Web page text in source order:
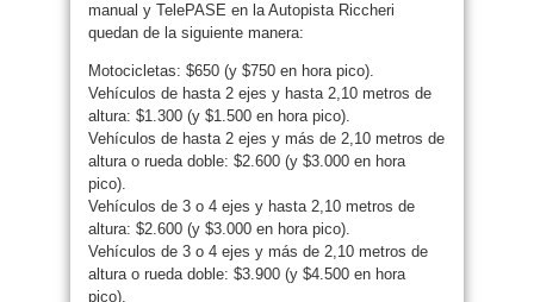
manual y TelePASE en la Autopista Riccheri
quedan de la siguiente manera:
Motocicletas: $650 (y $750 en hora pico).
Vehículos de hasta 2 ejes y hasta 2,10 metros de
altura: $1.300 (y $1.500 en hora pico).
Vehículos de hasta 2 ejes y más de 2,10 metros de
altura o rueda doble: $2.600 (y $3.000 en hora
pico).
Vehículos de 3 o 4 ejes y hasta 2,10 metros de
altura: $2.600 (y $3.000 en hora pico).
Vehículos de 3 o 4 ejes y más de 2,10 metros de
altura o rueda doble: $3.900 (y $4.500 en hora
pico).